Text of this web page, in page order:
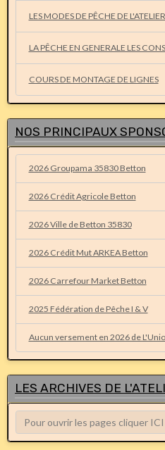
LES MODES DE PÊCHE DE
LA PÊCHE EN GENERALE LES
COURS DE MONTAGE DE LIGNES
NOS PRINCIPAUX
2026 Groupama 35830 Betton
2026 Crédit Agricole Betton
2026 Ville de Betton 35830
2026 Crédit Mut ARKEA Betton
2026 Carrefour Market Betton
2025 Fédération de Pêche I & V
Aucun versement en 2026 de
LES ARCHIVES DE